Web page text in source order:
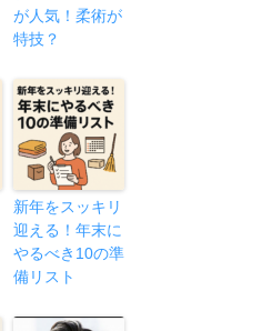
が人気！柔術が
特技？
新年をスッキリ
迎える！年末に
やるべき10の準
備リスト